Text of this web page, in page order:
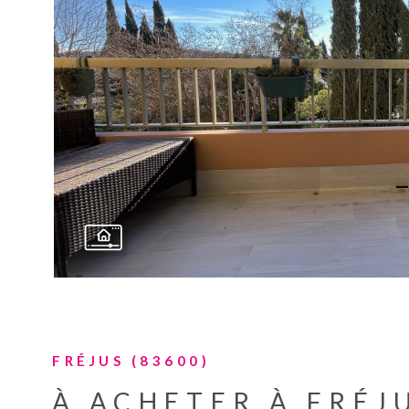
VOIR LE
FRÉJUS (83600)
À ACHETER À